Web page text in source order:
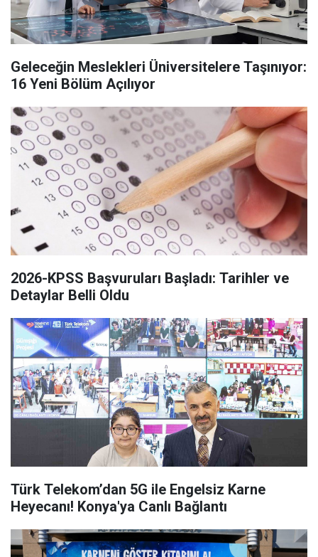
Geleceğin Meslekleri Üniversitelere Taşınıyor:
16 Yeni Bölüm Açılıyor
2026-KPSS Başvuruları Başladı: Tarihler ve
Detaylar Belli Oldu
Türk Telekom’dan 5G ile Engelsiz Karne
Heyecanı! Konya'ya Canlı Bağlantı